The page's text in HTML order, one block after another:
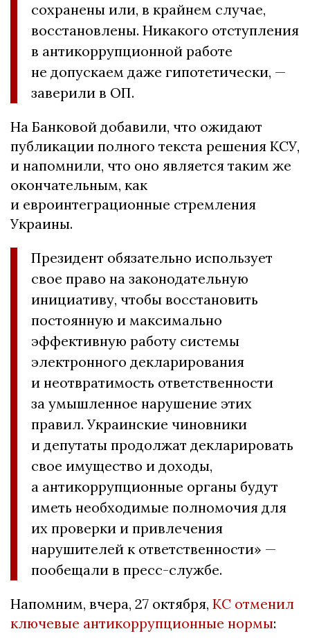
сохранены или, в крайнем случае,
восстановлены. Никакого отступления
в антикоррупционной работе
не допускаем даже гипотетически, —
заверили в ОП.
На Банковой добавили, что ожидают
публикации полного текста решения КСУ,
и напомнили, что оно является таким же
окончательным, как
и евроинтеграционные стремления
Украины.
Президент обязательно использует
свое право на законодательную
инициативу, чтобы восстановить
постоянную и максимально
эффективную работу системы
электронного декларирования
и неотвратимость ответственности
за умышленное нарушение этих
правил. Украинские чиновники
и депутаты продолжат декларировать
свое имущество и доходы,
а антикоррупционные органы будут
иметь необходимые полномочия для
их проверки и привлечения
нарушителей к ответственности» —
пообещали в пресс-службе.
Напомним, вчера, 27 октября, КС отменил
ключевые антикоррупционные нормы: